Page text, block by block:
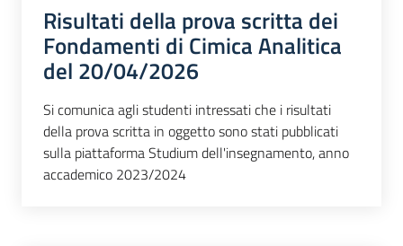
Risultati della prova scritta dei
Fondamenti di Cimica Analitica
del 20/04/2026
Si comunica agli studenti intressati che i risultati
della prova scritta in oggetto sono stati pubblicati
sulla piattaforma Studium dell'insegnamento, anno
accademico 2023/2024